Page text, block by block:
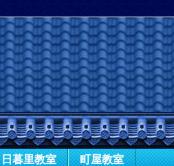
日暮里教室 町屋教室